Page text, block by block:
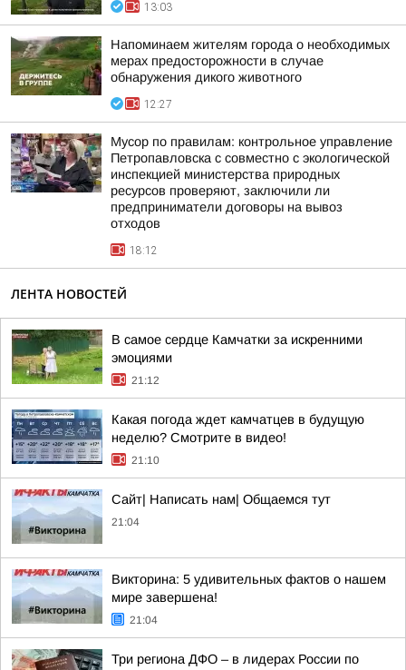
13:03
Напоминаем жителям города о необходимых
мерах предосторожности в случае
обнаружения дикого животного
12:27
Мусор по правилам: контрольное управление
Петропавловска с совместно с экологической
инспекцией министерства природных
ресурсов проверяют, заключили ли
предприниматели договоры на вывоз
отходов
18:12
ЛЕНТА НОВОСТЕЙ
В самое сердце Камчатки за искренними
эмоциями
21:12
Какая погода ждет камчатцев в будущую
неделю? Cмотрите в видео!
21:10
Сайт| Написать нам| Общаемся тут
21:04
Викторина: 5 удивительных фактов о нашем
мире завершена!
21:04
Три региона ДФО – в лидерах России по